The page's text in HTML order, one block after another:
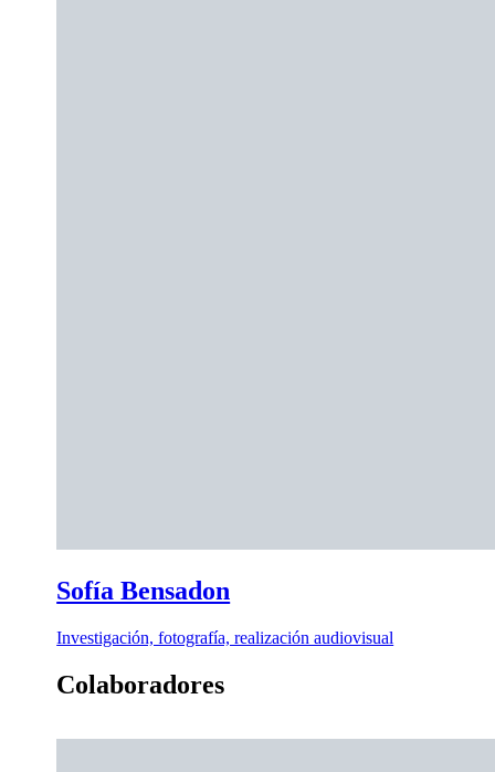
Sofía Bensadon
Investigación, fotografía, realización audiovisual
Colaboradores